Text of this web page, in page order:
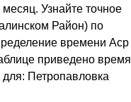
Узнайте точное
Район) по
времени Аср
приведено время
Петропавловка